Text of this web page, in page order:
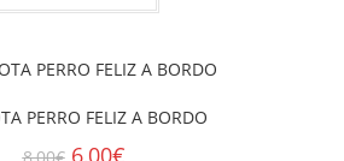
PERRO FELIZ A BORDO
6,00€